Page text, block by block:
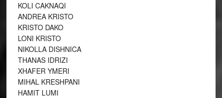
KOLI CAKNAQI
ANDREA KRISTO
KRISTO DAKO
LONI KRISTO
NIKOLLA DISHNICA
THANAS IDRIZI
XHAFER YMERI
MIHAL KRESHPANI
HAMIT LUMI